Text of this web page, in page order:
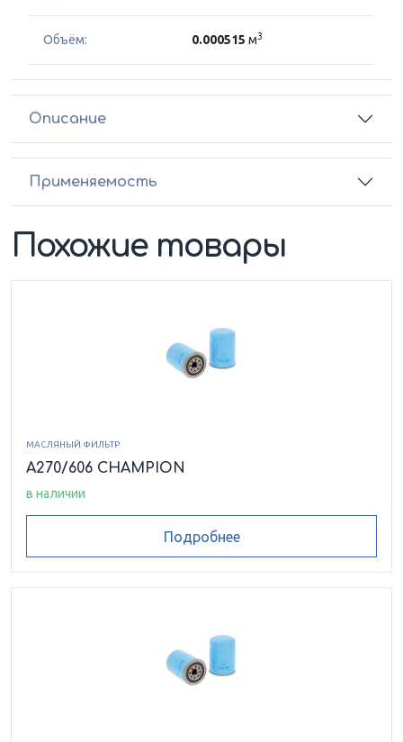
Объём: 0.000515 м3
Описание
Применяемость
Похожие товары
МАСЛЯНЫЙ ФИЛЬТР
A270/606 CHAMPION
в наличии
Подробнее